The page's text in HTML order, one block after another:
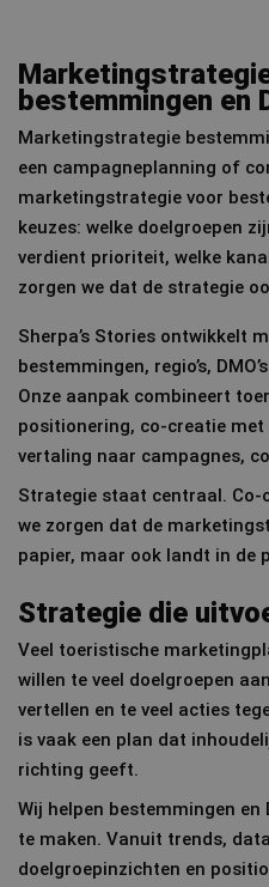
bestemmingen en
Marketingstrategie
een campagneplanning of
marketingstrategie voor
keuzes: welke doelgroepen
verdient prioriteit, welke
zorgen we dat de strategie
Sherpa’s Stories ontwikkelt
bestemmingen, regio’s,
Onze aanpak combineert
positionering, co-creatie
vertaling naar campagnes,
Strategie staat centraal. Co-
we zorgen dat de
papier, maar ook landt in de
Strategie die
Veel toeristische
willen te veel doelgroepen
vertellen en te veel acties
is vaak een plan dat
richting geeft.
Wij helpen bestemmingen en
te maken. Vanuit trends,
doelgroepinzichten en